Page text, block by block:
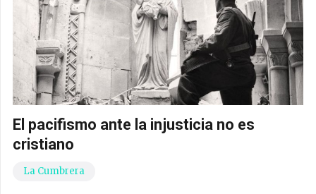
El pacifismo ante la injusticia no es
cristiano
La Cumbrera